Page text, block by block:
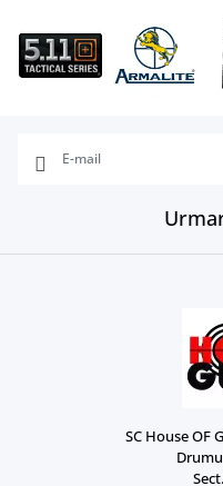
SC House OF